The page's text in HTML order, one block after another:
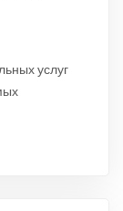
услуг
на